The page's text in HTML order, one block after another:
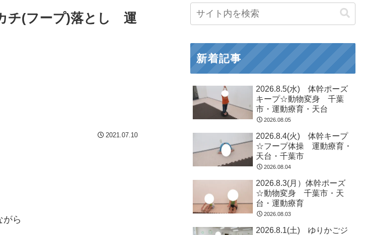
チ(フープ)落とし 運
2021.07.10
がら
新着記事
2026.8.5(水) 体幹ポーズ
キープ☆動物変身 千葉
市・運動療育・天台
2026.08.05
2026.8.4(火) 体幹キープ
☆フープ体操 運動療育・
天台・千葉市
2026.08.04
2026.8.3(月）体幹ポーズ
☆動物変身 千葉市・天
台・運動療育
2026.08.03
2026.8.1(土) ゆりかごジ